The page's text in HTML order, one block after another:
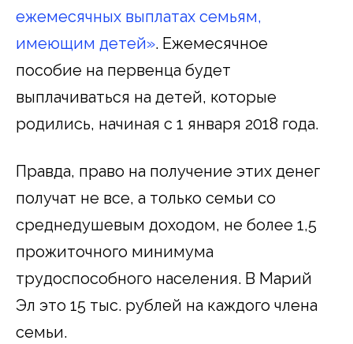
ежемесячных выплатах семьям,
имеющим детей». Ежемесячное
пособие на первенца будет
выплачиваться на детей, которые
родились, начиная с 1 января 2018 года.
Правда, право на получение этих денег
получат не все, а только семьи со
среднедушевым доходом, не более 1,5
прожиточного минимума
трудоспособного населения. В Марий
Эл это 15 тыс. рублей на каждого члена
семьи.